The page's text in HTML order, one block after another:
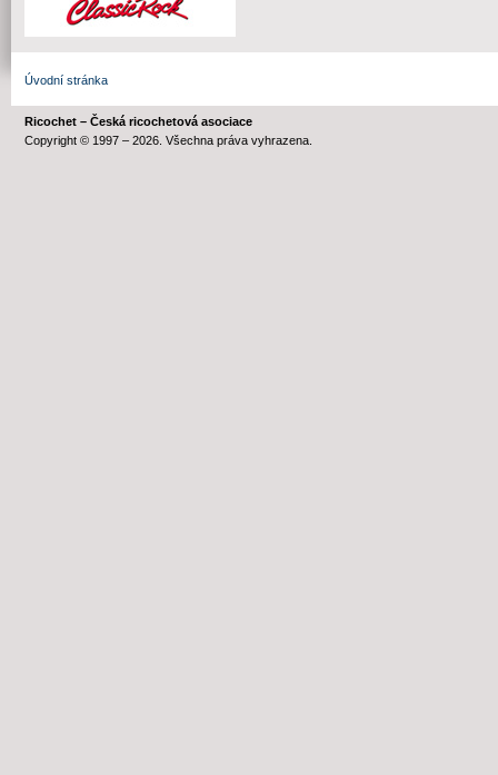
Úvodní stránka
Ricochet – Česká ricochetová asociace
Copyright © 1997 – 2026. Všechna práva vyhrazena.